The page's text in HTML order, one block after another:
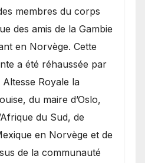
membres du corps
des amis de la Gambie
en Norvège. Cette
a été réhaussée par
Royale la
du maire d’Oslo,
du Sud, de
en Norvège et de
de la communauté